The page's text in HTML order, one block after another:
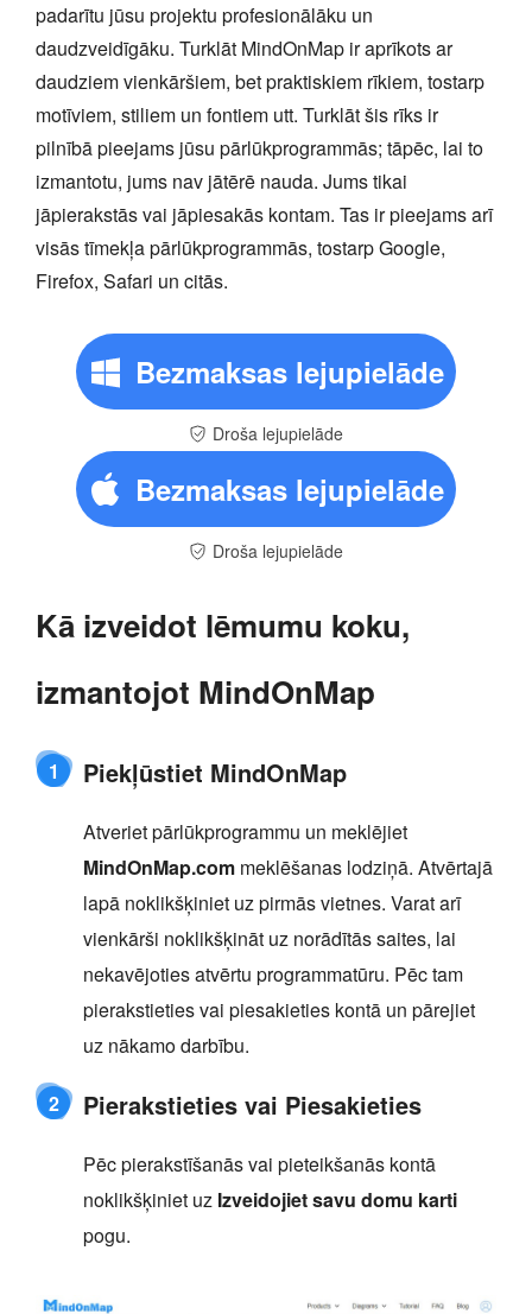
padarītu jūsu projektu profesionālāku un
daudzveidīgāku. Turklāt MindOnMap ir aprīkots ar
daudziem vienkāršiem, bet praktiskiem rīkiem, tostarp
motīviem, stiliem un fontiem utt. Turklāt šis rīks ir
pilnībā pieejams jūsu pārlūkprogrammās; tāpēc, lai to
izmantotu, jums nav jātērē nauda. Jums tikai
jāpierakstās vai jāpiesakās kontam. Tas ir pieejams arī
visās tīmekļa pārlūkprogrammās, tostarp Google,
Firefox, Safari un citās.
Bezmaksas lejupielāde
Droša lejupielāde
Bezmaksas lejupielāde
Droša lejupielāde
Kā izveidot lēmumu koku,
izmantojot MindOnMap
1 Piekļūstiet MindOnMap
Atveriet pārlūkprogrammu un meklējiet
MindOnMap.com meklēšanas lodziņā. Atvērtajā
lapā noklikšķiniet uz pirmās vietnes. Varat arī
vienkārši noklikšķināt uz norādītās saites, lai
nekavējoties atvērtu programmatūru. Pēc tam
pierakstieties vai piesakieties kontā un pārejiet
uz nākamo darbību.
2 Pierakstieties vai Piesakieties
Pēc pierakstīšanās vai pieteikšanās kontā
noklikšķiniet uz Izveidojiet savu domu karti
pogu.